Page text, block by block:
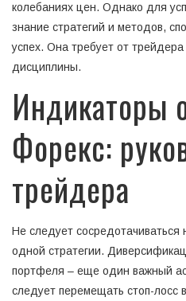
колебаниях цен. Однако для
знание стратегий и методов,
успех. Она требует от
дисциплины.
Индикаторы
Форекс:
трейдера
Не следует
одной стратегии.
портфеля – еще один важный
следует перемещать стоп-лосс